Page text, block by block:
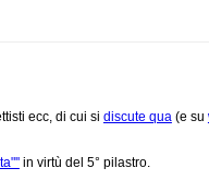
ecc, di cui si discute qua (e su
in virtù del 5° pilastro.